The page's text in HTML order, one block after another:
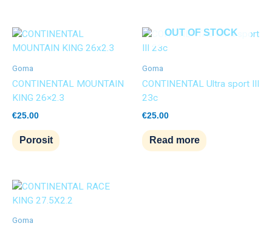
Goma
CONTINENTAL MOUNTAIN
KING 26×2.3
€25.00
Porosit
OUT OF STOCK
Goma
CONTINENTAL Ultra sport III
23c
€25.00
Read more
Goma